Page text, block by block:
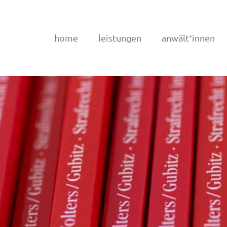
home leistungen anwält⁺innen